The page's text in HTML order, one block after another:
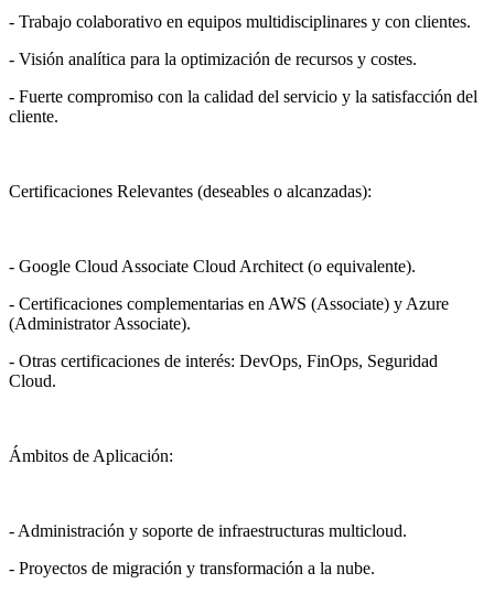
- Trabajo colaborativo en equipos multidisciplinares y con clientes.
- Visión analítica para la optimización de recursos y costes.
- Fuerte compromiso con la calidad del servicio y la satisfacción del
cliente.
Certificaciones Relevantes (deseables o alcanzadas):
- Google Cloud Associate Cloud Architect (o equivalente).
- Certificaciones complementarias en AWS (Associate) y Azure
(Administrator Associate).
- Otras certificaciones de interés: DevOps, FinOps, Seguridad
Cloud.
Ámbitos de Aplicación:
- Administración y soporte de infraestructuras multicloud.
- Proyectos de migración y transformación a la nube.